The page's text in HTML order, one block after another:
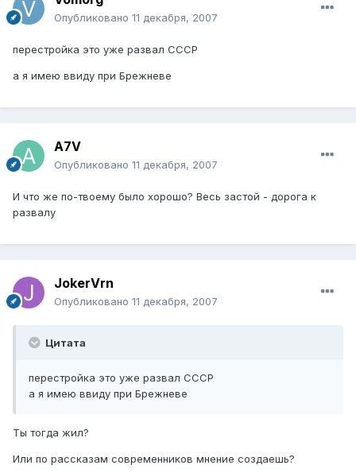
Опубликовано 11 декабря, 2007
перестройка это уже развал СССР
а я имею ввиду при Брежневе
A7V
Опубликовано 11 декабря, 2007
И что же по-твоему было хорошо? Весь застой - дорога к
развалу
JokerVrn
Опубликовано 11 декабря, 2007
Цитата
перестройка это уже развал СССР
а я имею ввиду при Брежневе
Ты тогда жил?
Или по рассказам современников мнение создаешь?